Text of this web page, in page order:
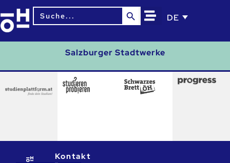
Search
for:
Search Button
DE
Salzburger Stadtwerke
Kontakt